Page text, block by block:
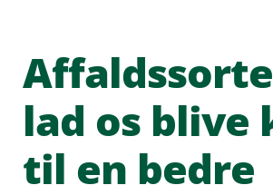
lad os blive
til en bedre